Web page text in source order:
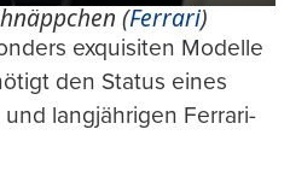
(Ferrari)
exquisiten Modelle
den Status eines
langjährigen Ferrari-